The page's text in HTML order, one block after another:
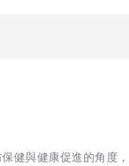
健與健康促進的角度